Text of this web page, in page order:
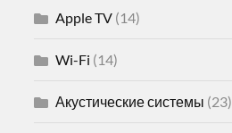
Apple TV (14)
Wi-Fi (14)
Акустические системы (23)